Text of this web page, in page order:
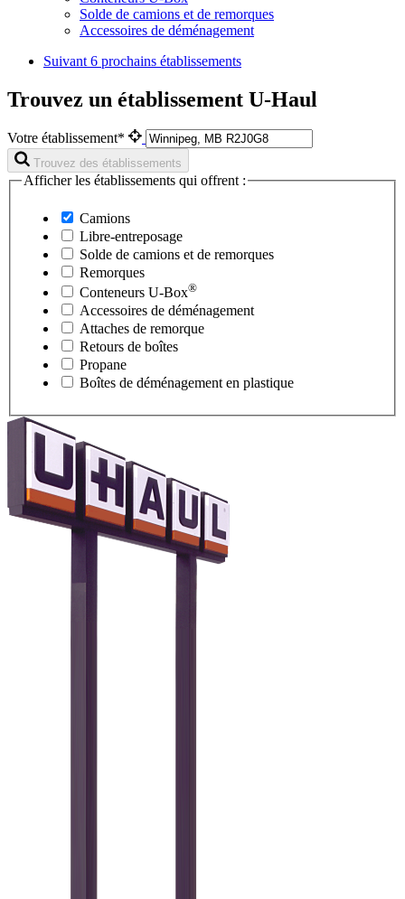
Solde de camions et de remorques
Accessoires de déménagement
Suivant 6 prochains établissements
Trouvez un établissement U-Haul
Votre établissement*
Trouvez des établissements
Afficher les établissements qui offrent :
Camions
Libre-entreposage
Solde de camions et de remorques
Remorques
Conteneurs U-Box®
Accessoires de déménagement
Attaches de remorque
Retours de boîtes
Propane
Boîtes de déménagement en plastique